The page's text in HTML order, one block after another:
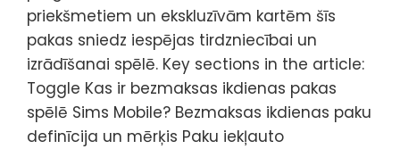
priekšmetiem un ekskluzīvām kartēm šīs
pakas sniedz iespējas tirdzniecībai un
izrādīšanai spēlē. Key sections in the article:
Toggle Kas ir bezmaksas ikdienas pakas
spēlē Sims Mobile? Bezmaksas ikdienas paku
definīcija un mērķis Paku iekļauto